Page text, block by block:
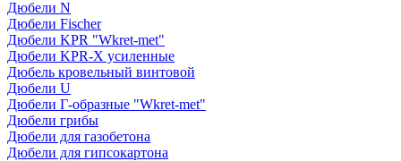
Дюбели N
Дюбели Fischer
Дюбели KPR "Wkret-met"
Дюбели KPR-Х усиленные
Дюбель кровельный винтовой
Дюбели U
Дюбели Г-образные "Wkret-met"
Дюбели грибы
Дюбели для газобетона
Дюбели для гипсокартона